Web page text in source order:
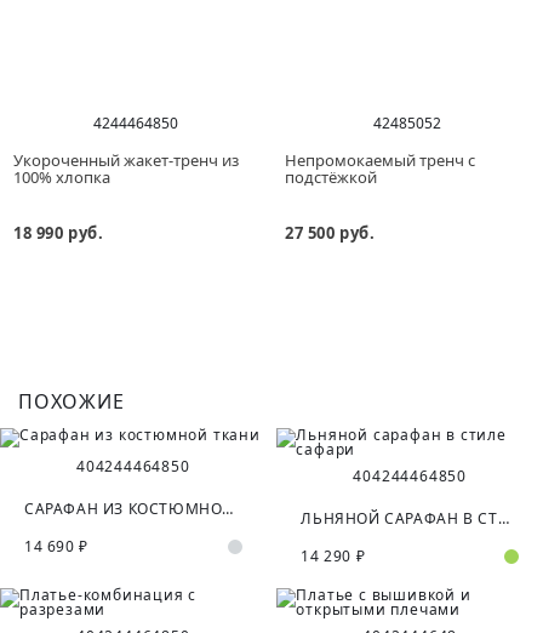
4244464850
Укороченный жакет-тренч из
100% хлопка
18 990 руб.
42485052
Непромокаемый тренч с
подстёжкой
27 500 руб.
ПОХОЖИЕ
404244464850
САРАФАН ИЗ КОСТЮМНОЙ ТКАНИ
14 690 ₽
404244464850
ЛЬНЯНОЙ САРАФАН В СТИЛЕ САФАРИ
14 290 ₽